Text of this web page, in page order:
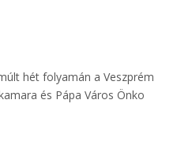
hét folyamán a Veszprém
és Pápa Város Önko